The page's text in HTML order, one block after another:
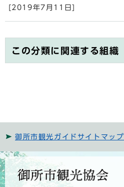
[2019年7月11日]
この分類に関連する組織
御所市観光ガイドサイトマップ